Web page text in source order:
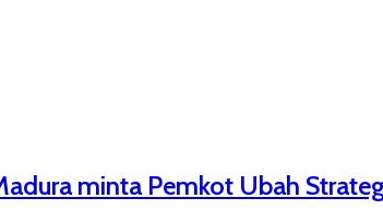
minta Pemkot Ubah